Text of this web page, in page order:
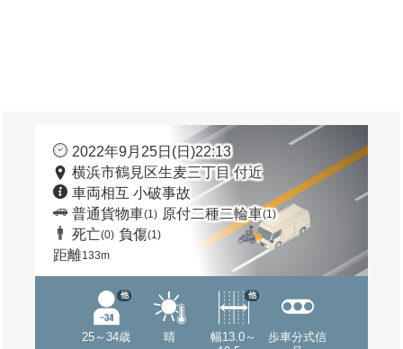
2022年9月25日(日)22:13
横浜市鶴見区生麦三丁目 付近
車両相互 小破事故
普通貨物車(1) 原付二種二輪車(1)
死亡(0) 負傷(1)
距離133m
25～34歳
他
晴
幅13.0～
他
歩車分式信